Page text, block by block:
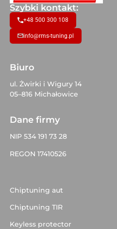
Szybki kontakt:
+48 500 300 108
info@rms-tuning.pl
Biuro
ul. Żwirki i Wigury 14
05–816 Michałowice
Dane firmy
NIP 534 191 73 28
REGON 17410526
Chiptuning aut
Chiptuning TIR
Keyless protector